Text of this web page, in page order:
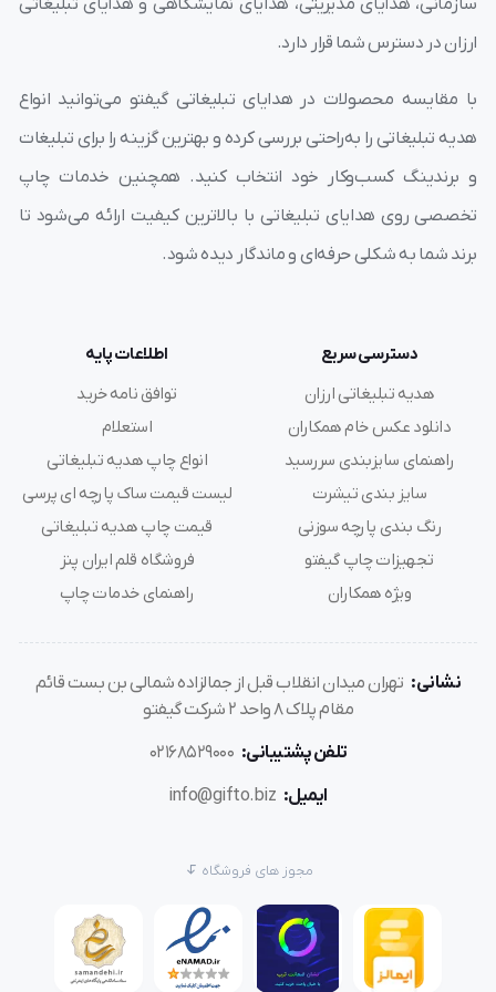
است .به اینصورت که شما فایل طرح لوگو یا برند سازمانی خود
جلیقه ، بسته به سفارش مشتری چاپ مینماییم . جلیقه کار
تبلیغاتی IM-08 را میتوانید در رنگ های متنوع نیز سفارش
دهید.
نقاط قوت و ضعف جلیقه کار تبلیغاتی
نقاط قوت
ارزان در دسترس شما قرار دارد.
با مقایسه محصولات در هدایای تبلیغاتی گیفتو می‌توانید انواع
هدیه تبلیغاتی را به‌راحتی بررسی کرده و بهترین گزینه را برای تبلیغات
و برندینگ کسب‌وکار خود انتخاب کنید. همچنین خدمات چاپ
تخصصی روی هدایای تبلیغاتی با بالاترین کیفیت ارائه می‌شود تا
برند شما به شکلی حرفه‌ای و ماندگار دیده شود.
دسترسی سریع
هدیه تبلیغاتی ارزان
دانلود عکس خام همکاران
راهنمای سایزبندی سررسید
سایز بندی تیشرت
رنگ بندی پارچه سوزنی
تجهیزات چاپ گیفتو
ویژه همکاران
اطلاعات پایه
توافق نامه خرید
استعلام
انواع چاپ هدیه تبلیغاتی
لیست قیمت ساک پارچه ای پرسی
قیمت چاپ هدیه تبلیغاتی
فروشگاه قلم ایران پنز
راهنمای خدمات چاپ
نشانی: تهران میدان انقلاب قبل از جمالزاده شمالی بن بست قائم
مقام پلاک 8 واحد 2 شرکت گیفتو
تلفن پشتیبانی: 02168529000
ایمیل: info@gifto.biz
مجوز های فروشگاه